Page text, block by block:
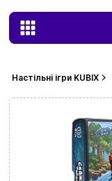
Настільні ігри KUBIX